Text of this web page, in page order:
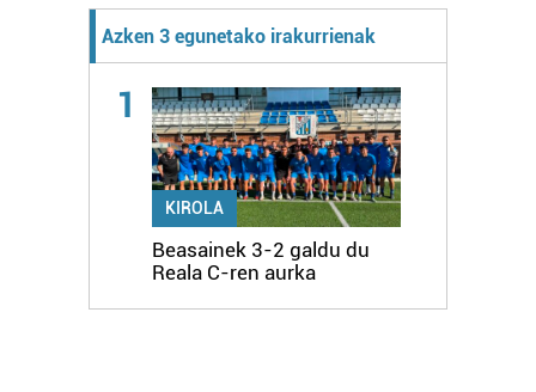
Azken 3 egunetako irakurrienak
1
KIROLA
Beasainek 3-2 galdu du
Reala C-ren aurka